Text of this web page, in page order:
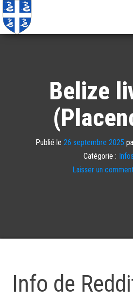
Belize
Publié le 26 septembre 2025
Catégorie : Infos
Laisser un
Info de